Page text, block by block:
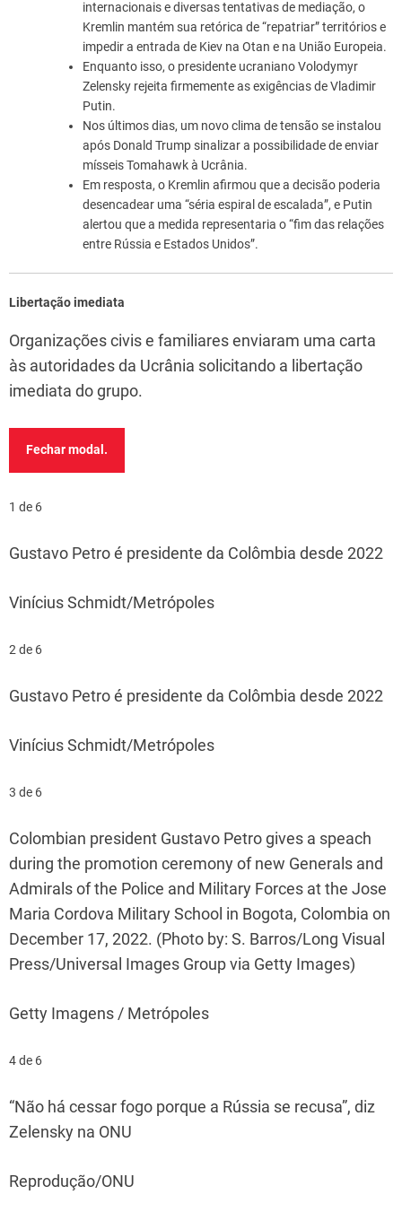
internacionais e diversas tentativas de mediação, o
Kremlin mantém sua retórica de “repatriar” territórios e
impedir a entrada de Kiev na Otan e na União Europeia.
Enquanto isso, o presidente ucraniano Volodymyr
Zelensky rejeita firmemente as exigências de Vladimir
Putin.
Nos últimos dias, um novo clima de tensão se instalou
após Donald Trump sinalizar a possibilidade de enviar
mísseis Tomahawk à Ucrânia.
Em resposta, o Kremlin afirmou que a decisão poderia
desencadear uma “séria espiral de escalada”, e Putin
alertou que a medida representaria o “fim das relações
entre Rússia e Estados Unidos”.
Libertação imediata
Organizações civis e familiares enviaram uma carta
às autoridades da Ucrânia solicitando a libertação
imediata do grupo.
Fechar modal.
1 de 6
Gustavo Petro é presidente da Colômbia desde 2022
Vinícius Schmidt/Metrópoles
2 de 6
Gustavo Petro é presidente da Colômbia desde 2022
Vinícius Schmidt/Metrópoles
3 de 6
Colombian president Gustavo Petro gives a speach
during the promotion ceremony of new Generals and
Admirals of the Police and Military Forces at the Jose
Maria Cordova Military School in Bogota, Colombia on
December 17, 2022. (Photo by: S. Barros/Long Visual
Press/Universal Images Group via Getty Images)
Getty Imagens / Metrópoles
4 de 6
“Não há cessar fogo porque a Rússia se recusa”, diz
Zelensky na ONU
Reprodução/ONU